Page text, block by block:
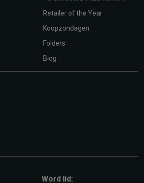
Retailer of the Year
Koopzondagen
Folders
Blog
Word lid: